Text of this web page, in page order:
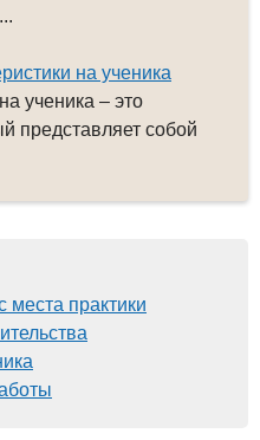
на ученика
ученика – это
представляет собой
места практики